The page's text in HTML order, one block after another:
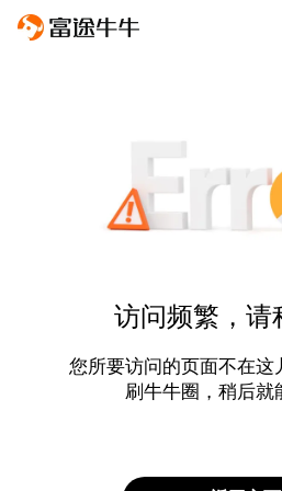
访问频繁，请
您所要访问的页面不在这
刷牛牛圈，稍后就